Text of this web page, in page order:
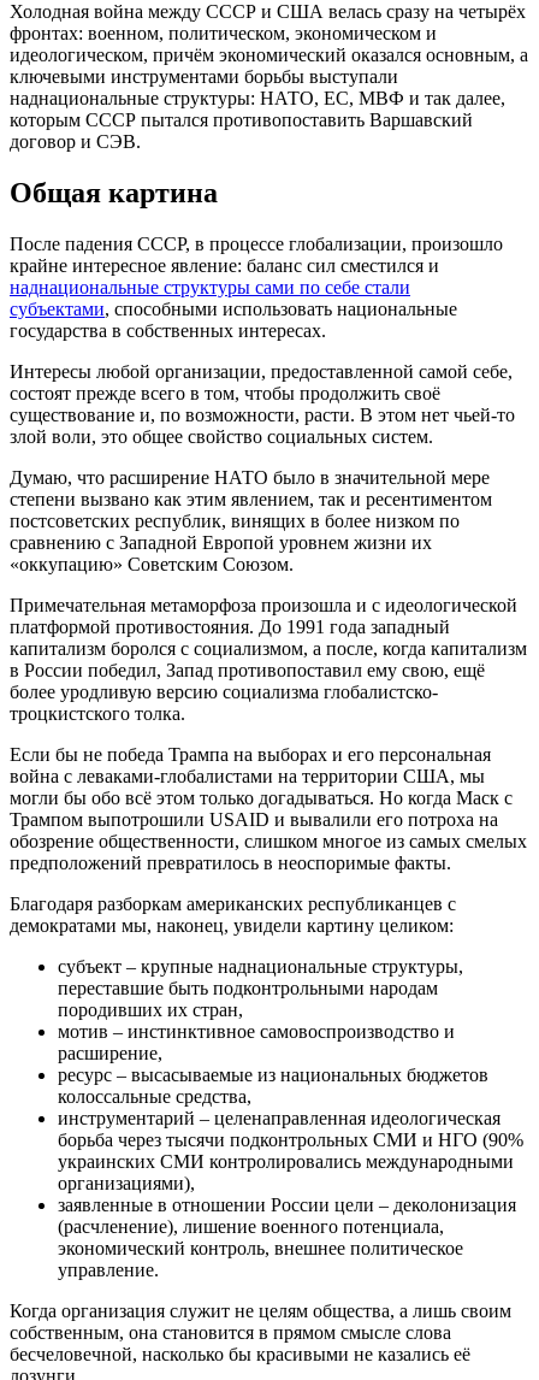
Холодная война между СССР и США велась сразу на четырёх
фронтах: военном, политическом, экономическом и
идеологическом, причём экономический оказался основным, а
ключевыми инструментами борьбы выступали
наднациональные структуры: НАТО, ЕС, МВФ и так далее,
которым СССР пытался противопоставить Варшавский
договор и СЭВ.
Общая картина
После падения СССР, в процессе глобализации, произошло
крайне интересное явление: баланс сил сместился и
наднациональные структуры сами по себе стали
субъектами, способными использовать национальные
государства в собственных интересах.
Интересы любой организации, предоставленной самой себе,
состоят прежде всего в том, чтобы продолжить своё
существование и, по возможности, расти. В этом нет чьей-то
злой воли, это общее свойство социальных систем.
Думаю, что расширение НАТО было в значительной мере
степени вызвано как этим явлением, так и ресентиментом
постсоветских республик, винящих в более низком по
сравнению с Западной Европой уровнем жизни их
«оккупацию» Советским Союзом.
Примечательная метаморфоза произошла и с идеологической
платформой противостояния. До 1991 года западный
капитализм боролся с социализмом, а после, когда капитализм
в России победил, Запад противопоставил ему свою, ещё
более уродливую версию социализма глобалистско-
троцкистского толка.
Если бы не победа Трампа на выборах и его персональная
война с леваками-глобалистами на территории США, мы
могли бы обо всё этом только догадываться. Но когда Маск с
Трампом выпотрошили USAID и вывалили его потроха на
обозрение общественности, слишком многое из самых смелых
предположений превратилось в неоспоримые факты.
Благодаря разборкам американских республиканцев с
демократами мы, наконец, увидели картину целиком:
субъект – крупные наднациональные структуры,
переставшие быть подконтрольными народам
породивших их стран,
мотив – инстинктивное самовоспроизводство и
расширение,
ресурс – высасываемые из национальных бюджетов
колоссальные средства,
инструментарий – целенаправленная идеологическая
борьба через тысячи подконтрольных СМИ и НГО (90%
украинских СМИ контролировались международными
организациями),
заявленные в отношении России цели – деколонизация
(расчленение), лишение военного потенциала,
экономический контроль, внешнее политическое
управление.
Когда организация служит не целям общества, а лишь своим
собственным, она становится в прямом смысле слова
бесчеловечной, насколько бы красивыми не казались её
лозунги.